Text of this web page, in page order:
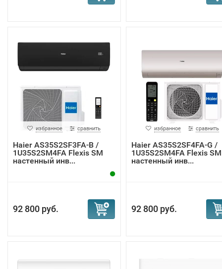
избранное сравнить
Haier AS35S2SF3FA-B /
1U35S2SM4FA Flexis SM
настенный инв...
92 800 руб.
избранное сравнить
Haier AS35S2SF4FA-G /
1U35S2SM4FA Flexis SM
настенный инв...
92 800 руб.